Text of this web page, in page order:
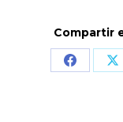
Compartir
Share